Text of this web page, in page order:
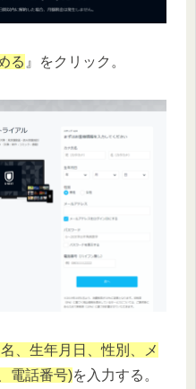
る 』をクリック。
、生年月日、性別、メ
電話番号)を入力する。